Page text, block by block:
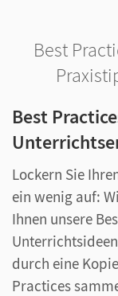
Best
Best
Lockern Sie
ein wenig auf:
Ihnen unsere
durch eine
Practices